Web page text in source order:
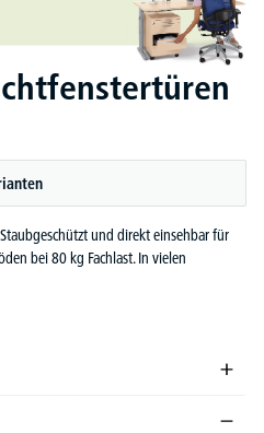
und direkt einsehbar für
bei 80 kg Fachlast. In vielen